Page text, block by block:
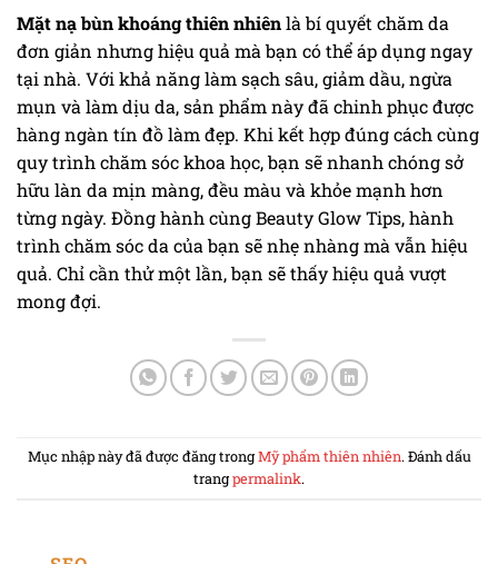
Mặt nạ bùn khoáng thiên nhiênlà bí quyết chăm da
đơn giản nhưng hiệu quả mà bạn có thể áp dụng ngay
tại nhà. Với khả năng làm sạch sâu, giảm dầu, ngừa
mụn và làm dịu da, sản phẩm này đã chinh phục được
hàng ngàn tín đồ làm đẹp. Khi kết hợp đúng cách cùng
quy trình chăm sóc khoa học, bạn sẽ nhanh chóng sở
hữu làn da mịn màng, đều màu và khỏe mạnh hơn
từng ngày. Đồng hành cùng Beauty Glow Tips, hành
trình chăm sóc da của bạn sẽ nhẹ nhàng mà vẫn hiệu
quả. Chỉ cần thử một lần, bạn sẽ thấy hiệu quả vượt
mong đợi.
Mục nhập này đã được đăng trongMỹ phẩm thiên nhiên. Đánh dấu
trangpermalink.